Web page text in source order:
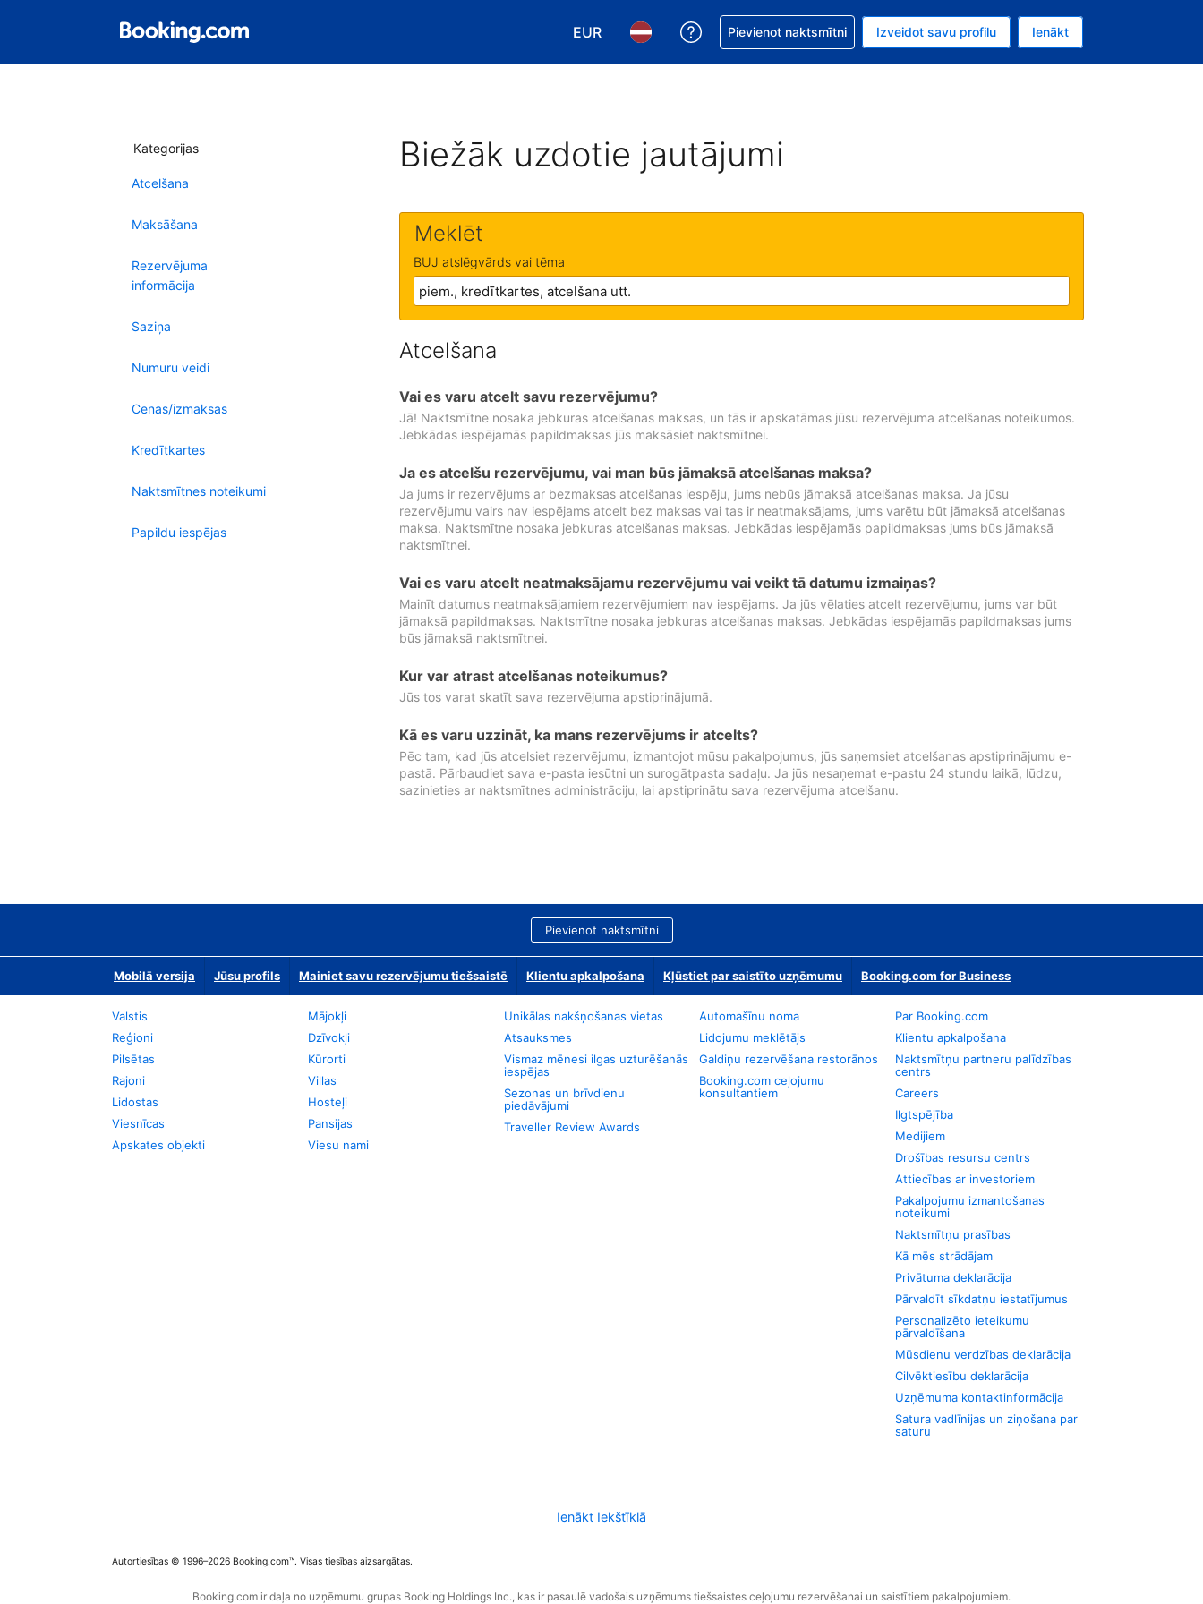
EUR
Izvēlēties valūtu. Jūsu pašreizējā valūta ir Eiro.
Izvēlēties valodu. Jūsu pašreizējā valoda ir Latviski.
Saņemiet palīdzību saistībā ar savu rezervējumu.
Pievienot naktsmītni Izveidot savu profilu Ienākt
Kategorijas
Atcelšana
Maksāšana
Rezervējuma
informācija
Saziņa
Numuru veidi
Cenas/izmaksas
Kredītkartes
Naktsmītnes noteikumi
Papildu iespējas
Biežāk uzdotie jautājumi
Meklēt
BUJ atslēgvārds vai tēma
Atcelšana
Vai es varu atcelt savu rezervējumu?
Jā! Naktsmītne nosaka jebkuras atcelšanas maksas, un tās ir apskatāmas jūsu rezervējuma atcelšanas noteikumos.
Jebkādas iespējamās papildmaksas jūs maksāsiet naktsmītnei.
Ja es atcelšu rezervējumu, vai man būs jāmaksā atcelšanas maksa?
Ja jums ir rezervējums ar bezmaksas atcelšanas iespēju, jums nebūs jāmaksā atcelšanas maksa. Ja jūsu
rezervējumu vairs nav iespējams atcelt bez maksas vai tas ir neatmaksājams, jums varētu būt jāmaksā atcelšanas
maksa. Naktsmītne nosaka jebkuras atcelšanas maksas. Jebkādas iespējamās papildmaksas jums būs jāmaksā
naktsmītnei.
Vai es varu atcelt neatmaksājamu rezervējumu vai veikt tā datumu izmaiņas?
Mainīt datumus neatmaksājamiem rezervējumiem nav iespējams. Ja jūs vēlaties atcelt rezervējumu, jums var būt
jāmaksā papildmaksas. Naktsmītne nosaka jebkuras atcelšanas maksas. Jebkādas iespējamās papildmaksas jums
būs jāmaksā naktsmītnei.
Kur var atrast atcelšanas noteikumus?
Jūs tos varat skatīt sava rezervējuma apstiprinājumā.
Kā es varu uzzināt, ka mans rezervējums ir atcelts?
Pēc tam, kad jūs atcelsiet rezervējumu, izmantojot mūsu pakalpojumus, jūs saņemsiet atcelšanas apstiprinājumu e-
pastā. Pārbaudiet sava e-pasta iesūtni un surogātpasta sadaļu. Ja jūs nesaņemat e-pastu 24 stundu laikā, lūdzu,
sazinieties ar naktsmītnes administrāciju, lai apstiprinātu sava rezervējuma atcelšanu.
Pievienot naktsmītni
Mobilā versija Jūsu profils Mainiet savu rezervējumu tiešsaistē Klientu apkalpošana Kļūstiet par saistīto uzņēmumu Booking.com for Business
Valstis
Reģioni
Pilsētas
Rajoni
Lidostas
Viesnīcas
Apskates objekti
Mājokļi
Dzīvokļi
Kūrorti
Villas
Hosteļi
Pansijas
Viesu nami
Unikālas nakšņošanas vietas
Atsauksmes
Vismaz mēnesi ilgas uzturēšanās
iespējas
Sezonas un brīvdienu
piedāvājumi
Traveller Review Awards
Automašīnu noma
Lidojumu meklētājs
Galdiņu rezervēšana restorānos
Booking.com ceļojumu
konsultantiem
Par Booking.com
Klientu apkalpošana
Naktsmītņu partneru palīdzības
centrs
Careers
Ilgtspējība
Medijiem
Drošības resursu centrs
Attiecības ar investoriem
Pakalpojumu izmantošanas
noteikumi
Naktsmītņu prasības
Kā mēs strādājam
Privātuma deklarācija
Pārvaldīt sīkdatņu iestatījumus
Personalizēto ieteikumu
pārvaldīšana
Mūsdienu verdzības deklarācija
Cilvēktiesību deklarācija
Uzņēmuma kontaktinformācija
Satura vadlīnijas un ziņošana par
saturu
Ienākt Iekštīklā
Autortiesības © 1996–2026 Booking.com™. Visas tiesības aizsargātas.
Booking.com ir daļa no uzņēmumu grupas Booking Holdings Inc., kas ir pasaulē vadošais uzņēmums tiešsaistes ceļojumu rezervēšanai un saistītiem pakalpojumiem.